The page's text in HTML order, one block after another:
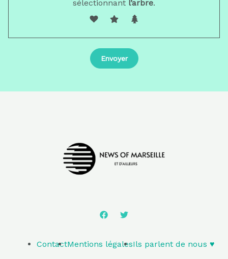
sélectionnant l’arbre.
ContactMentions légalesIls parlent de nous ♥️